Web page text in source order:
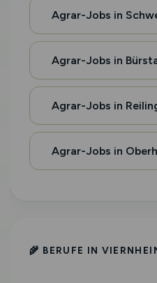
Agrar-Jobs in
Agrar-Jobs in
Agrar-Jobs in
Agrar-Jobs in
🌾 BERUFE IN